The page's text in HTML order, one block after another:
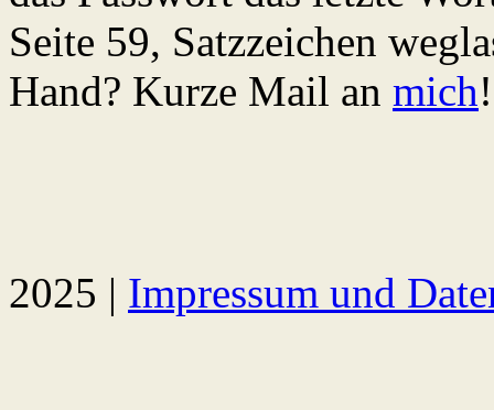
Seite 59, Satzzeichen
Hand? Kurze Mail an mich!
2025 | Impressum und